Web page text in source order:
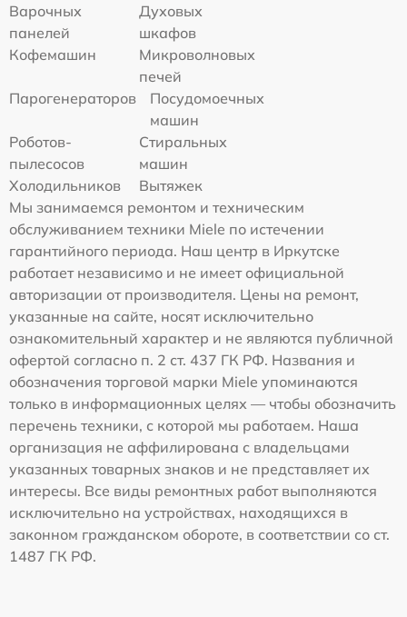
Варочных
панелей
Духовых
шкафов
Кофемашин
Микроволновых
печей
Парогенераторов
Посудомоечных
машин
Роботов-
пылесосов
Стиральных
машин
Холодильников
Вытяжек
Мы занимаемся ремонтом и техническим
обслуживанием техники Miele по истечении
гарантийного периода. Наш центр в Иркутске
работает независимо и не имеет официальной
авторизации от производителя. Цены на ремонт,
указанные на сайте, носят исключительно
ознакомительный характер и не являются публичной
офертой согласно п. 2 ст. 437 ГК РФ. Названия и
обозначения торговой марки Miele упоминаются
только в информационных целях — чтобы обозначить
перечень техники, с которой мы работаем. Наша
организация не аффилирована с владельцами
указанных товарных знаков и не представляет их
интересы. Все виды ремонтных работ выполняются
исключительно на устройствах, находящихся в
законном гражданском обороте, в соответствии со ст.
1487 ГК РФ.